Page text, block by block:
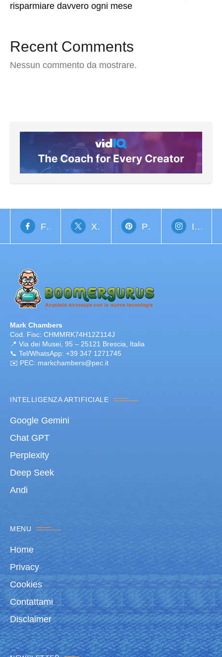
risparmiare davvero ogni mese
Recent Comments
Nessun commento da mostrare.
Facebook X Network Pinterest Instagram
Mark Chambers
Cod. Fisc: CHMMRK74H12Z114J
📍 Via dei Musei, 95 – 25121 Brescia, Italia
📞 Tel/WhatsApp: +39 347 1271745
✉️ PEC: markchambers@pec.it
INTELLIGENZA ARTIFICIALE
Google Gemini
Chat GPT
Perplexity
Deep Seek
Andi
MENU
Home
Privacy
Cookies
Contattami
Disclaimer